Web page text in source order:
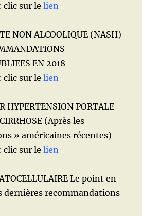
clic sur lelien
NON ALCOOLIQUE (NASH)
EN 2018
clic sur lelien
HYPERTENSION PORTALE
(Après les
» américaines récentes)
clic sur lelien
Le point en
dernières recommandations